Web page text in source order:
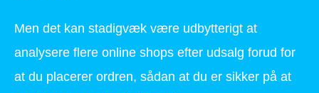
Men det kan stadigvæk være udbytterigt at
analysere flere online shops efter udsalg forud for
at du placerer ordren, sådan at du er sikker på at